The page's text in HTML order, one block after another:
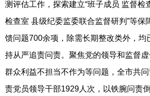
测评估工作，探索建立“班子成员 监督检
检查室 县级纪委监委联合监督研判”等保
馈问题700余项，除需长期整改类外，均
持从严追责问责。聚焦党的领导和监督
群众利益不担当不作为等问题，全市共
责党员领导干部1929人次，以铁腕问责